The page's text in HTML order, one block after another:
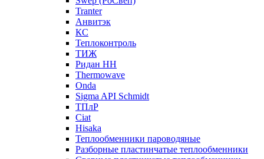
Tranter
Анвитэк
КС
Теплоконтроль
ТИЖ
Ридан НН
Thermowave
Onda
Sigma API Schmidt
ТПлР
Ciat
Hisaka
Теплообменники пароводяные
Разборные пластинчатые теплообменники